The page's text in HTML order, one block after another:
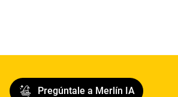
Pregúntale a Merlín IA